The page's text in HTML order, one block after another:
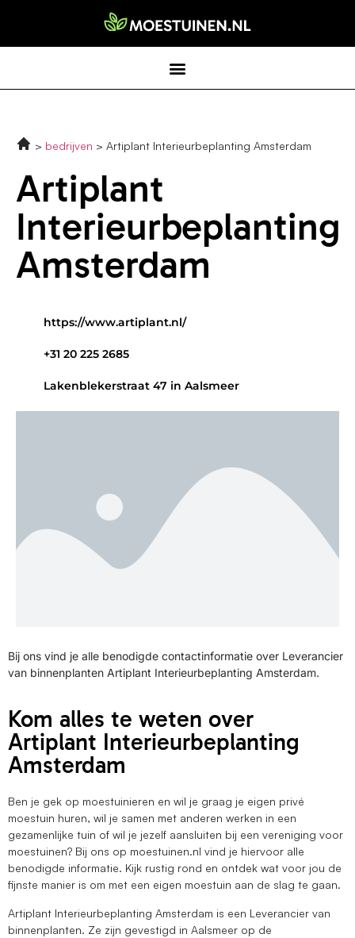
bedrijven Artiplant Interieurbeplanting Amsterdam
Artiplant
Interieurbeplanting
Amsterdam
https://www.artiplant.nl/
+31 20 225 2685
Lakenblekerstraat 47 in Aalsmeer
Bij ons vind je alle benodigde contactinformatie over Leverancier
van binnenplanten Artiplant Interieurbeplanting Amsterdam.
Kom alles te weten over
Artiplant Interieurbeplanting
Amsterdam
Ben je gek op moestuinieren en wil je graag je eigen privé
moestuin huren, wil je samen met anderen werken in een
gezamenlijke tuin of wil je jezelf aansluiten bij een vereniging voor
moestuinen? Bij ons op moestuinen.nl vind je hiervoor alle
benodigde informatie. Kijk rustig rond en ontdek wat voor jou de
fijnste manier is om met een eigen moestuin aan de slag te gaan.
Artiplant Interieurbeplanting Amsterdam is een Leverancier van
binnenplanten. Ze zijn gevestigd in Aalsmeer op de